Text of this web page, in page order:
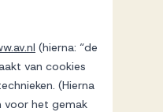
(hierna: “de
van cookies
(Hierna
voor het gemak